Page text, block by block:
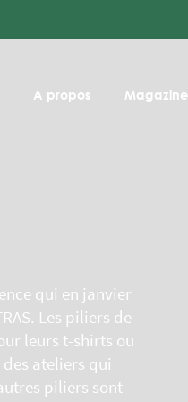
A propos Magazine
qui en janvier
Les piliers de
leurs t-shirts ou
ateliers qui
piliers sont